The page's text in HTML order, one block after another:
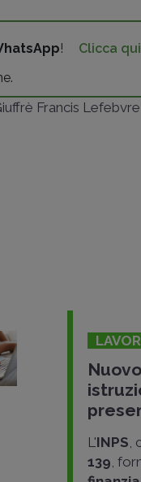
! Clicca qui
Francis Lefebvre
L'INPS,
139,